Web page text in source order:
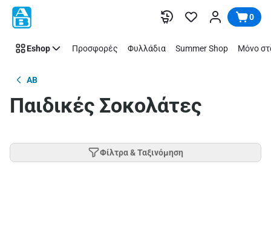
Παράλειψη 0
Eshop Προσφορές Φυλλάδια Summer Shop Μόνο
AB
Παιδικές Σοκολάτες
Φίλτρα & Ταξινόμηση